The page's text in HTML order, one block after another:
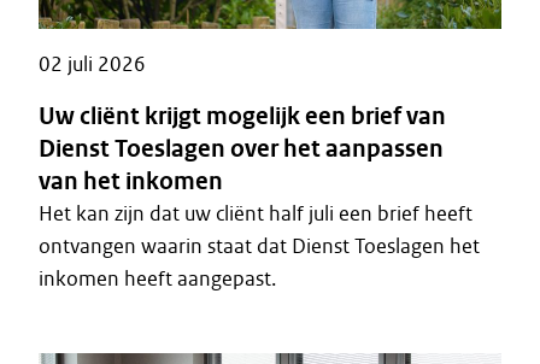
Uw cliënt krijgt mogelijk een brief van
Dienst Toeslagen over het aanpassen
van het inkomen
02 juli 2026
Het kan zijn dat uw cliënt half juli een brief heeft
ontvangen waarin staat dat Dienst Toeslagen het
inkomen heeft aangepast.